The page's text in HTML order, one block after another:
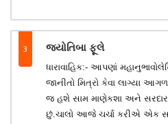
3 જ્યોતિબા ફૂલે
ધારાવાહિક:- આપણાં
જાનીતો મિત્રો કેવા લાગ્યા
જ હશે સામ માણેકશા અને
છું.ચાલો આજે ચર્ચા કરીએ એક